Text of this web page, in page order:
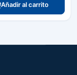
Añadir al carrito